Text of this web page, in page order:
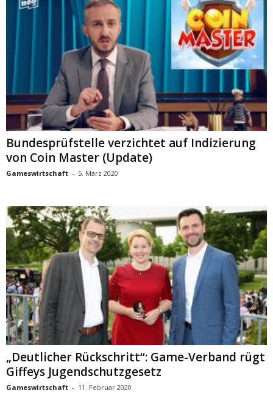
Bundesprüfstelle verzichtet auf Indizierung
von Coin Master (Update)
Gameswirtschaft - 5. März 2020
„Deutlicher Rückschritt“: Game-Verband rügt
Giffeys Jugendschutzgesetz
Gameswirtschaft - 11. Februar 2020